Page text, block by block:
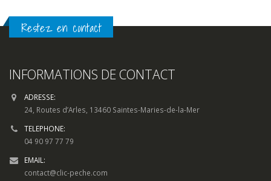
Restez en contact
INFORMATIONS DE CONTACT
ADRESSE:
24, Routes d’Arles, 13460 Saintes-Maries-de-la-Mer
TELEPHONE:
04 90 97 77 79
EMAIL:
contact@clic-peche.com